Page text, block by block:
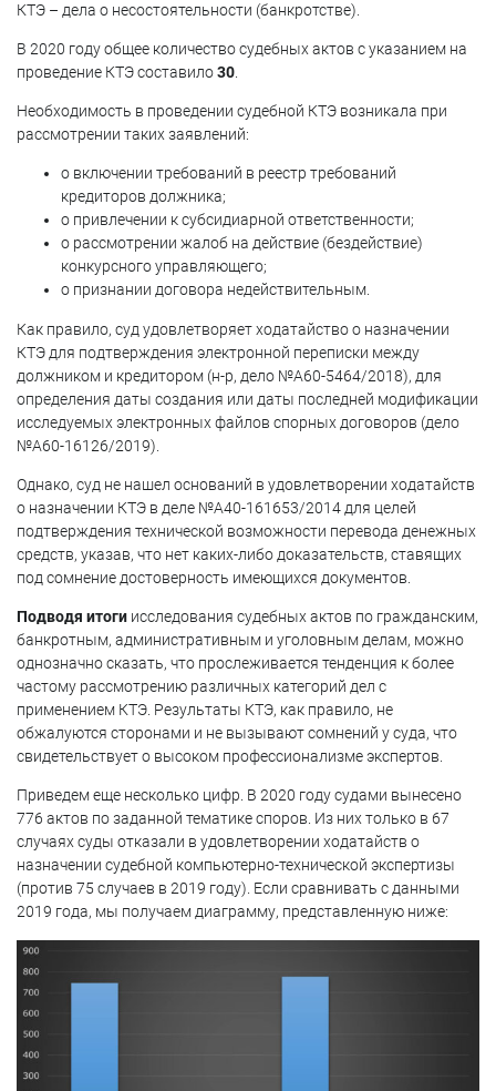
КТЭ – дела о несостоятельности (банкротстве).
В 2020 году общее количество судебных актов с указанием на
проведение КТЭ составило30
Необходимость в проведении судебной КТЭ возникала при
рассмотрении таких заявлений:
о включении требований в реестр требований
кредиторов должника;
о привлечении к субсидиарной ответственности;
о рассмотрении жалоб на действие (бездействие)
конкурсного управляющего;
о признании договора недействительным.
Как правило, суд удовлетворяет ходатайство о назначении
КТЭ для подтверждения электронной переписки между
должником и кредитором (н-р, дело №А60-5464/2018), для
определения даты создания или даты последней модификации
исследуемых электронных файлов спорных договоров (дело
№А60-16126/2019).
Однако, суд не нашел оснований в удовлетворении ходатайств
о назначении КТЭ в деле №А40-161653/2014 для целей
подтверждения технической возможности перевода денежных
средств, указав, что нет каких-либо доказательств, ставящих
под сомнение достоверность имеющихся документов.
Подводя итоги исследования судебных актов по гражданским,
банкротным, административным и уголовным делам, можно
однозначно сказать, что прослеживается тенденция к более
частому рассмотрению различных категорий дел с
применением КТЭ. Результаты КТЭ, как правило, не
обжалуются сторонами и не вызывают сомнений у суда, что
свидетельствует о высоком профессионализме экспертов.
Приведем еще несколько цифр. В 2020 году судами вынесено
776 актов по заданной тематике споров. Из них только в 67
случаях суды отказали в удовлетворении ходатайств о
назначении судебной компьютерно-технической экспертизы
(против 75 случаев в 2019 году). Если сравнивать с данными
2019 года, мы получаем диаграмму, представленную ниже: